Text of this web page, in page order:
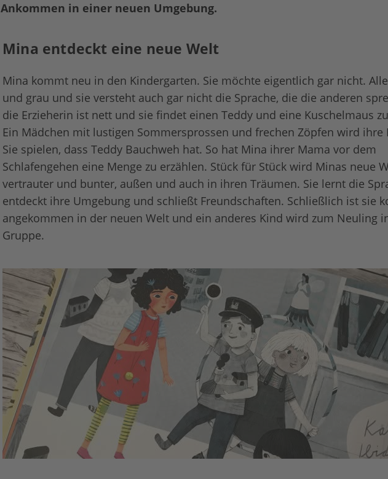
Ankommen in einer neuen Umgebung.
Mina entdeckt eine neue Welt
Mina kommt neu in den Kindergarten. Sie möchte eigentlich gar nicht.
und grau und sie versteht auch gar nicht die Sprache, die die anderen
die Erzieherin ist nett und sie findet einen Teddy und eine Kuschelmaus
Ein Mädchen mit lustigen Sommersprossen und frechen Zöpfen wird ihre
Sie spielen, dass Teddy Bauchweh hat. So hat Mina ihrer Mama vor dem
Schlafengehen eine Menge zu erzählen. Stück für Stück wird Minas neue
vertrauter und bunter, außen und auch in ihren Träumen. Sie lernt die
entdeckt ihre Umgebung und schließt Freundschaften. Schließlich ist sie
angekommen in der neuen Welt und ein anderes Kind wird zum Neuling
Gruppe.